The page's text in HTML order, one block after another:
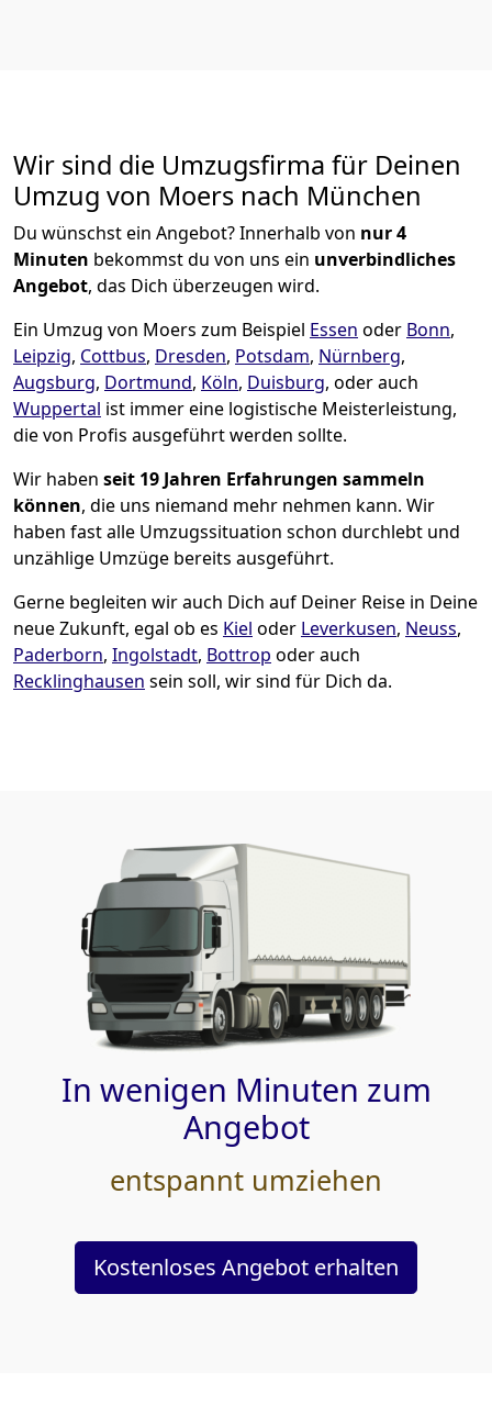
Wir sind die Umzugsfirma für Deinen
Umzug von Moers nach München
Du wünschst ein Angebot? Innerhalb von nur 4
Minuten bekommst du von uns ein unverbindliches
Angebot, das Dich überzeugen wird.
Ein Umzug von Moers zum Beispiel Essen oder Bonn,
Leipzig, Cottbus, Dresden, Potsdam, Nürnberg,
Augsburg, Dortmund, Köln, Duisburg, oder auch
Wuppertal ist immer eine logistische Meisterleistung,
die von Profis ausgeführt werden sollte.
Wir haben seit 19 Jahren Erfahrungen sammeln
können, die uns niemand mehr nehmen kann. Wir
haben fast alle Umzugssituation schon durchlebt und
unzählige Umzüge bereits ausgeführt.
Gerne begleiten wir auch Dich auf Deiner Reise in Deine
neue Zukunft, egal ob es Kiel oder Leverkusen, Neuss,
Paderborn, Ingolstadt, Bottrop oder auch
Recklinghausen sein soll, wir sind für Dich da.
In wenigen Minuten zum
Angebot
entspannt umziehen
Kostenloses Angebot erhalten